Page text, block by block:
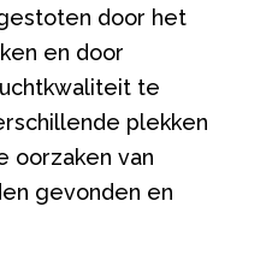
door het
en door
te
plekken
oorzaken van
gevonden en